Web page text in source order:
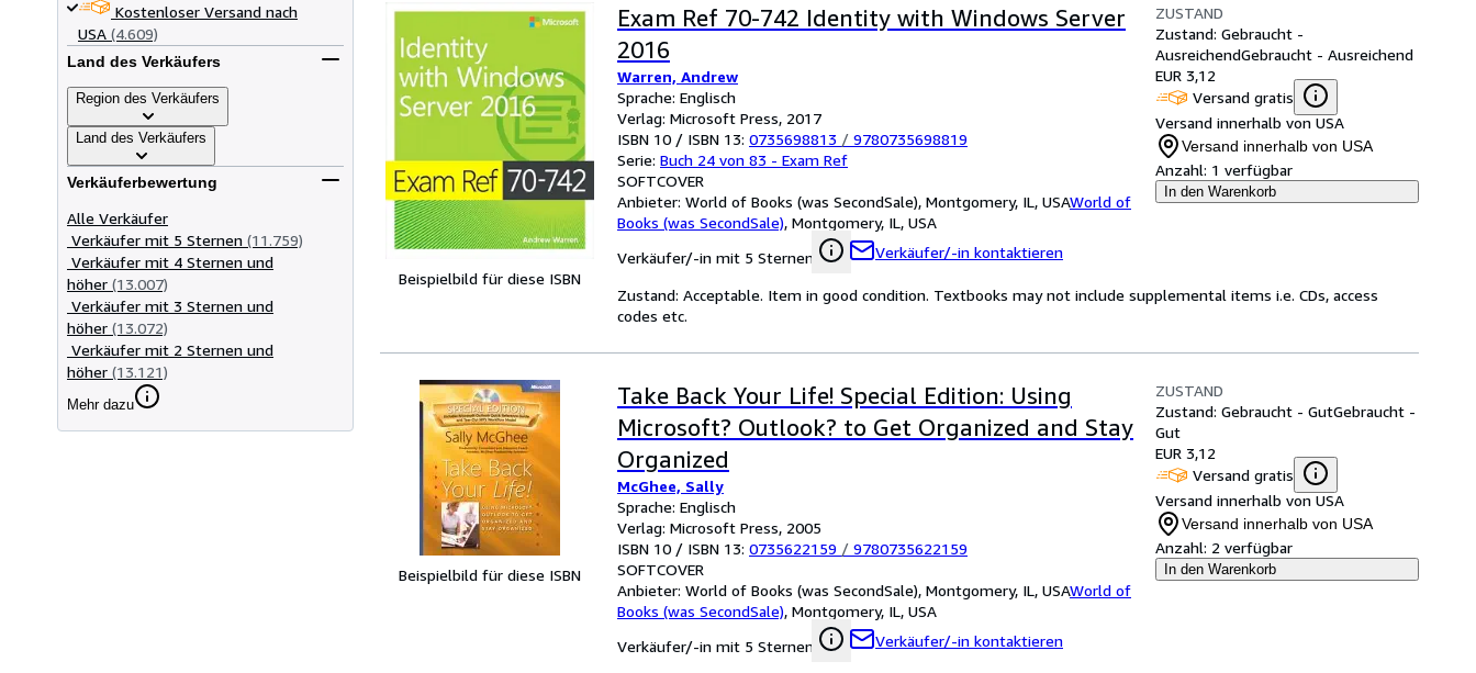
Kostenloser Versand nach
USA (4.609)
Land des Verkäufers
Region des Verkäufers
Land des Verkäufers
Verkäuferbewertung
Alle Verkäufer
Verkäufer mit 5 Sternen (11.759)
Verkäufer mit 4 Sternen und
höher (13.007)
Verkäufer mit 3 Sternen und
höher (13.072)
Verkäufer mit 2 Sternen und
höher (13.121)
Mehr dazu
Beispielbild für diese ISBN
Exam Ref 70-742 Identity with Windows Server
2016
Warren, Andrew
Sprache: Englisch
Verlag: Microsoft Press, 2017
ISBN 10 / ISBN 13: 0735698813 / 9780735698819
Serie: Buch 24 von 83 - Exam Ref
SOFTCOVER
Anbieter: World of Books (was SecondSale), Montgomery, IL, USAWorld of
Books (was SecondSale), Montgomery, IL, USA
Verkäufer/-in mit 5 Sternen
Verkäufer/-in kontaktieren
ZUSTAND
Zustand: Gebraucht -
AusreichendGebraucht - Ausreichend
EUR 3,12
Versand gratis
Versand innerhalb von USA
Versand innerhalb von USA
Anzahl: 1 verfügbar
In den Warenkorb
Zustand: Acceptable. Item in good condition. Textbooks may not include supplemental items i.e. CDs, access
codes etc.
Beispielbild für diese ISBN
Take Back Your Life! Special Edition: Using
Microsoft? Outlook? to Get Organized and Stay
Organized
McGhee, Sally
Sprache: Englisch
Verlag: Microsoft Press, 2005
ISBN 10 / ISBN 13: 0735622159 / 9780735622159
SOFTCOVER
Anbieter: World of Books (was SecondSale), Montgomery, IL, USAWorld of
Books (was SecondSale), Montgomery, IL, USA
Verkäufer/-in mit 5 Sternen
Verkäufer/-in kontaktieren
ZUSTAND
Zustand: Gebraucht - GutGebraucht -
Gut
EUR 3,12
Versand gratis
Versand innerhalb von USA
Versand innerhalb von USA
Anzahl: 2 verfügbar
In den Warenkorb